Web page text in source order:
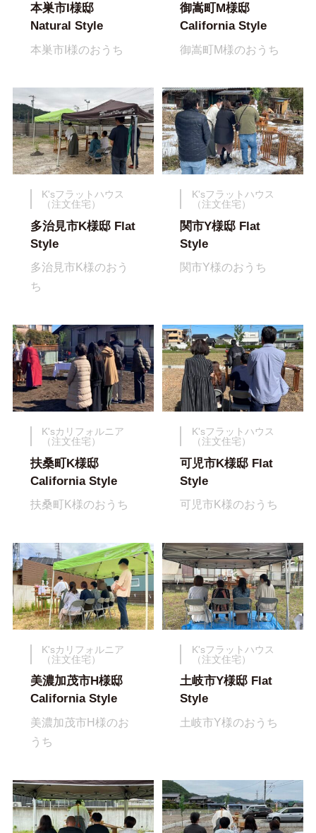
本巣市I様邸
Natural Style
本巣市I様のおうち
御嵩町M様邸
California Style
御嵩町M様のおうち
K'sフラットハウス
（注文住宅）
多治見市K様邸 Flat
Style
多治見市K様のおう
ち
K'sフラットハウス
（注文住宅）
関市Y様邸 Flat
Style
関市Y様のおうち
K'sカリフォルニア
（注文住宅）
扶桑町K様邸
California Style
扶桑町K様のおうち
K'sフラットハウス
（注文住宅）
可児市K様邸 Flat
Style
可児市K様のおうち
K'sカリフォルニア
（注文住宅）
美濃加茂市H様邸
California Style
美濃加茂市H様のお
うち
K'sフラットハウス
（注文住宅）
土岐市Y様邸 Flat
Style
土岐市Y様のおうち